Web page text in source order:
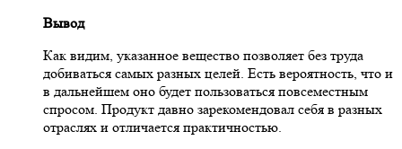
Вывод
Как видим, указанное вещество позволяет без труда
добиваться самых разных целей. Есть вероятность, что и
в дальнейшем оно будет пользоваться повсеместным
спросом. Продукт давно зарекомендовал себя в разных
отраслях и отличается практичностью.